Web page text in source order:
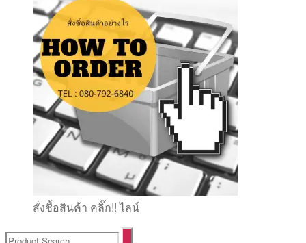
สั่งชื้อสินค้า คลิ๊ก!! ไลน์